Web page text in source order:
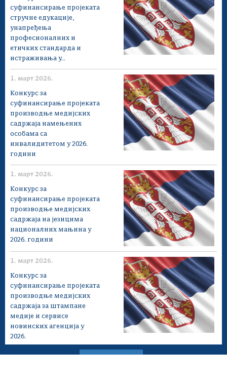
суфинансирање проjеката
стручне едукације,
унапређења
професионалних и
етичких стандарда и
истраживања у...
1. март 2026.
Конкурс за
суфинансирање проjеката
производње медијских
садржаја намењених
особама са
инвалидитетом у 2026.
години
1. март 2026.
Конкурс за
суфинансирање проjеката
производње медијских
садржаја на језицима
националних мањина у
2026. години
1. март 2026.
Конкурс за
суфинансирање проjеката
производње медијских
садржаја за штампане
медије и сервисе
новинских агенција у
2026.